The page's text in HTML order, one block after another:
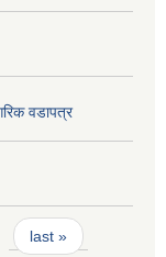
वडापत्र
last »